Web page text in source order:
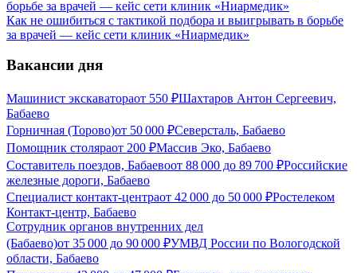
Как не ошибиться с тактикой подбора и выигрывать в борьбе
за врачей — кейс сети клиник «Ниармедик»
Вакансии дня
Машинист экскаватораот 550 ₽Шахтаров Антон Сергеевич,
Бабаево
Горничная (Торово)от 50 000 ₽Северсталь, Бабаево
Помощник столяраот 200 ₽Массив Эко, Бабаево
Составитель поездов, Бабаевоот 88 000 до 89 700 ₽Российские
железные дороги, Бабаево
Специалист контакт-центраот 42 000 до 50 000 ₽Ростелеком
Контакт-центр, Бабаево
Сотрудник органов внутренних дел
(Бабаево)от 35 000 до 90 000 ₽УМВД России по Вологодской
области, Бабаево